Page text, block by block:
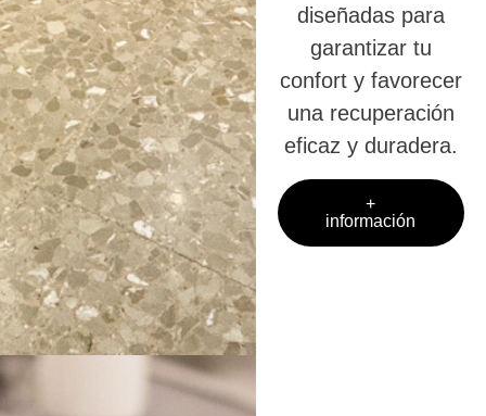
diseñadas para
garantizar tu
confort y favorecer
una recuperación
eficaz y duradera.
+
información